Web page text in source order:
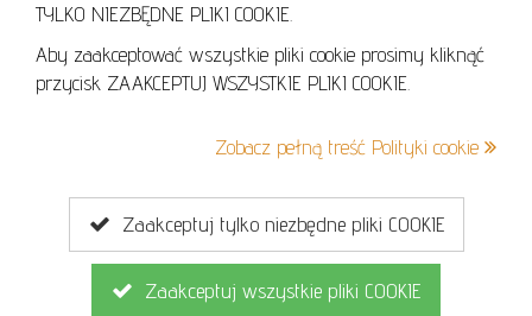
TYLKO NIEZBĘDNE PLIKI COOKIE.
Aby zaakceptować wszystkie pliki cookie prosimy kliknąć
przycisk ZAAKCEPTUJ WSZYSTKIE PLIKI COOKIE.
Zobacz pełną treść Polityki cookie
Zaakceptuj tylko niezbędne pliki COOKIE
Zaakceptuj wszystkie pliki COOKIE
+48 605 240 157
Copyright © 2026MGN Group. Wszelkie prawa zastrzeżone.